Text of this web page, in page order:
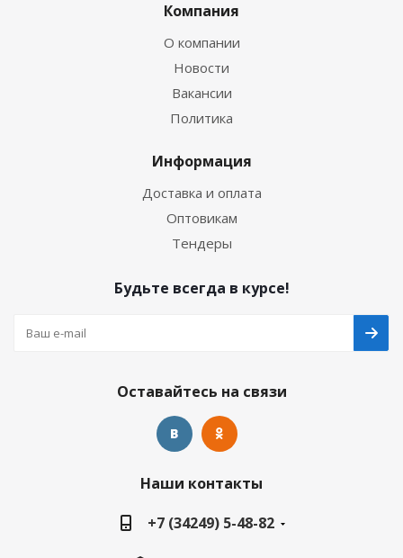
Компания
О компании
Новости
Вакансии
Политика
Информация
Доставка и оплата
Оптовикам
Тендеры
Будьте всегда в курсе!
Оставайтесь на связи
Наши контакты
+7 (34249) 5-48-82